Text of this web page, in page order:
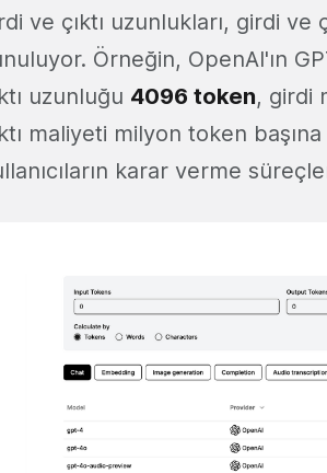
ve çıktı uzunlukları, girdi ve
Örneğin, OpenAI'ın
uzunluğu 4096 token, girdi
maliyeti milyon token başına
karar verme